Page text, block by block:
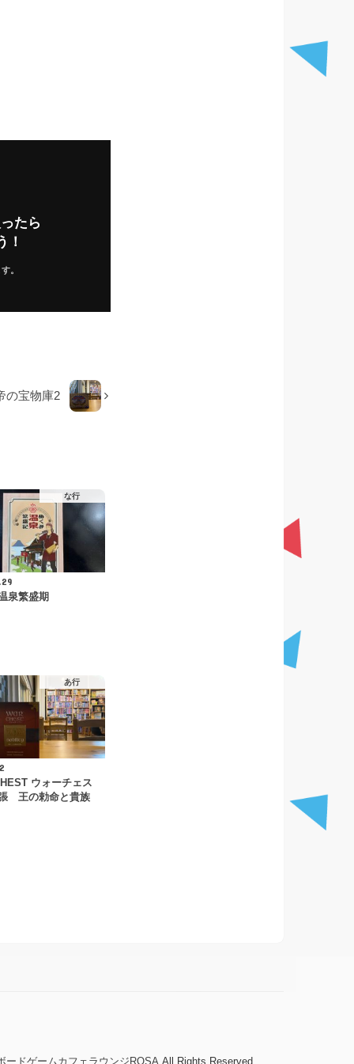
たら
！
。
の宝物庫2
な行
泉繁盛期
あ行
ウォーチェス
王の勅命と貴族
ードゲームカフェラウンジROSA .All Rights Reserved.